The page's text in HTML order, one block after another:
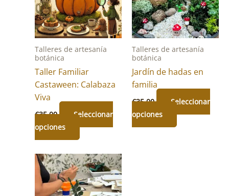
Talleres de artesanía
botánica
Taller Familiar
Castaween: Calabaza
Viva
€35.00
Seleccionar
opciones
Este
producto
tiene
múltiples
variantes.
Las
Talleres de artesanía
botánica
Jardín de hadas en
familia
€35.00
Seleccionar
opciones
Este
producto